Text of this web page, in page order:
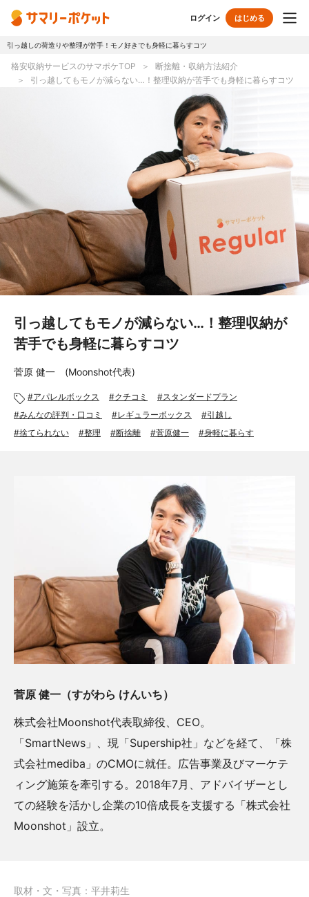
ログイン はじめる
おしゃれ着保管 クリーニング
無酸素保管 布団クリーニング
ラグ・マットクリーニング シューズクリーニング
シューズリペア リユース・リサイクル
あんしんサポート
料金
提携をご検討の方へ
引っ越しの荷造りや整理が苦手！モノ好きでも身軽に暮らすコツ
格安収納サービスのサマポケTOP
断捨離・収納方法紹介
引っ越してもモノが減らない…！整理収納が苦手でも身軽に暮らすコツ
引っ越してもモノが減らない…！整理収納が
苦手でも身軽に暮らすコツ
菅原 健一 (Moonshot代表)
アパレルボックス クチコミ
スタンダードプラン
みんなの評判・口コミ
レギュラーボックス
引越し
捨てられない
整理 断捨離 菅原健一 身軽に暮らす
菅原 健一（すがわら けんいち）
株式会社Moonshot代表取締役、CEO。
「SmartNews」、現「Supership社」などを経て、「株
式会社mediba」のCMOに就任。広告事業及びマーケテ
ィング施策を牽引する。2018年7月、アドバイザーとし
ての経験を活かし企業の10倍成長を支援する「株式会社
Moonshot」設立。
取材・文・写真：平井莉生